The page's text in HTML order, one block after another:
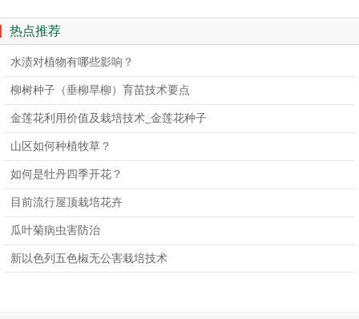
热点推荐
水渍对植物有哪些影响？
柳树种子（垂柳旱柳）育苗技术要点
金莲花利用价值及栽培技术_金莲花种子
山区如何种植牧草？
如何是牡丹四季开花？
目前流行屋顶栽培花卉
瓜叶菊病虫害防治
新以色列五色椒无公害栽培技术